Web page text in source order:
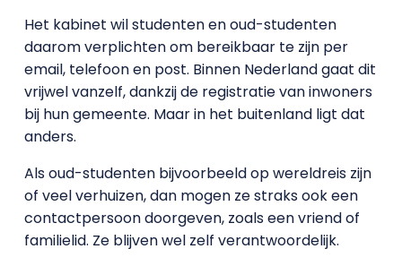
Het kabinet wil studenten en oud-studenten
daarom verplichten om bereikbaar te zijn per
email, telefoon en post. Binnen Nederland gaat dit
vrijwel vanzelf, dankzij de registratie van inwoners
bij hun gemeente. Maar in het buitenland ligt dat
anders.
Als oud-studenten bijvoorbeeld op wereldreis zijn
of veel verhuizen, dan mogen ze straks ook een
contactpersoon doorgeven, zoals een vriend of
familielid. Ze blijven wel zelf verantwoordelijk.